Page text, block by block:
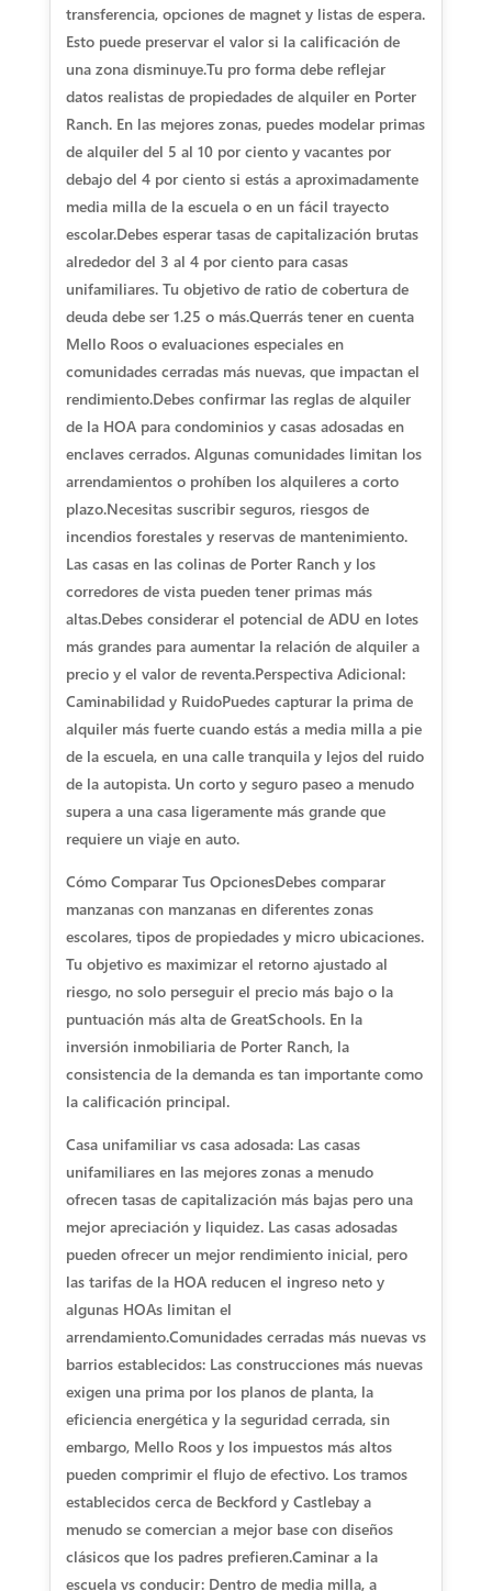
transferencia, opciones de magnet y listas de espera.
Esto puede preservar el valor si la calificación de
una zona disminuye.Tu pro forma debe reflejar
datos realistas de propiedades de alquiler en Porter
Ranch. En las mejores zonas, puedes modelar primas
de alquiler del 5 al 10 por ciento y vacantes por
debajo del 4 por ciento si estás a aproximadamente
media milla de la escuela o en un fácil trayecto
escolar.Debes esperar tasas de capitalización brutas
alrededor del 3 al 4 por ciento para casas
unifamiliares. Tu objetivo de ratio de cobertura de
deuda debe ser 1.25 o más.Querrás tener en cuenta
Mello Roos o evaluaciones especiales en
comunidades cerradas más nuevas, que impactan el
rendimiento.Debes confirmar las reglas de alquiler
de la HOA para condominios y casas adosadas en
enclaves cerrados. Algunas comunidades limitan los
arrendamientos o prohíben los alquileres a corto
plazo.Necesitas suscribir seguros, riesgos de
incendios forestales y reservas de mantenimiento.
Las casas en las colinas de Porter Ranch y los
corredores de vista pueden tener primas más
altas.Debes considerar el potencial de ADU en lotes
más grandes para aumentar la relación de alquiler a
precio y el valor de reventa.Perspectiva Adicional:
Caminabilidad y RuidoPuedes capturar la prima de
alquiler más fuerte cuando estás a media milla a pie
de la escuela, en una calle tranquila y lejos del ruido
de la autopista. Un corto y seguro paseo a menudo
supera a una casa ligeramente más grande que
requiere un viaje en auto.
Cómo Comparar Tus OpcionesDebes comparar
manzanas con manzanas en diferentes zonas
escolares, tipos de propiedades y micro ubicaciones.
Tu objetivo es maximizar el retorno ajustado al
riesgo, no solo perseguir el precio más bajo o la
puntuación más alta de GreatSchools. En la
inversión inmobiliaria de Porter Ranch, la
consistencia de la demanda es tan importante como
la calificación principal.
Casa unifamiliar vs casa adosada: Las casas
unifamiliares en las mejores zonas a menudo
ofrecen tasas de capitalización más bajas pero una
mejor apreciación y liquidez. Las casas adosadas
pueden ofrecer un mejor rendimiento inicial, pero
las tarifas de la HOA reducen el ingreso neto y
algunas HOAs limitan el
arrendamiento.Comunidades cerradas más nuevas vs
barrios establecidos: Las construcciones más nuevas
exigen una prima por los planos de planta, la
eficiencia energética y la seguridad cerrada, sin
embargo, Mello Roos y los impuestos más altos
pueden comprimir el flujo de efectivo. Los tramos
establecidos cerca de Beckford y Castlebay a
menudo se comercian a mejor base con diseños
clásicos que los padres prefieren.Caminar a la
escuela vs conducir: Dentro de media milla, a